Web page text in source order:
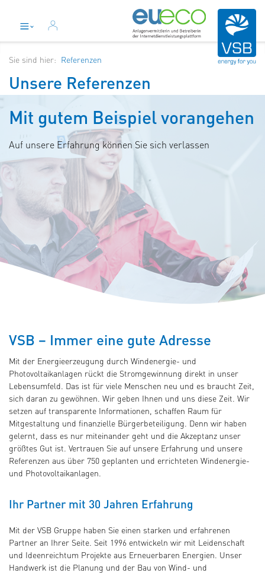
Sie sind hier: Referenzen
Unsere Referenzen
Mit gutem Beispiel vorangehen
Auf unsere Erfahrung können Sie sich verlassen
VSB – Immer eine gute Adresse
Mit der Energieerzeugung durch Windenergie- und
Photovoltaikanlagen rückt die Stromgewinnung direkt in unser
Lebensumfeld. Das ist für viele Menschen neu und es braucht Zeit,
sich daran zu gewöhnen. Wir geben Ihnen und uns diese Zeit. Wir
setzen auf transparente Informationen, schaffen Raum für
Mitgestaltung und finanzielle Bürgerbeteiligung. Denn wir haben
gelernt, dass es nur miteinander geht und die Akzeptanz unser
größtes Gut ist. Vertrauen Sie auf unsere Erfahrung und unsere
Referenzen aus über 750 geplanten und errichteten Windenergie-
und Photovoltaikanlagen.
Ihr Partner mit 30 Jahren Erfahrung
Mit der VSB Gruppe haben Sie einen starken und erfahrenen
Partner an Ihrer Seite. Seit 1996 entwickeln wir mit Leidenschaft
und Ideenreichtum Projekte aus Erneuerbaren Energien. Unser
Handwerk ist die Planung und der Bau von Wind- und